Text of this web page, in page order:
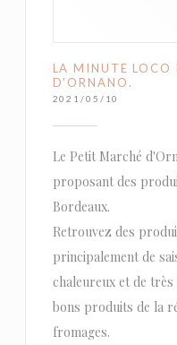
LA MINUTE LOCO
D'ORNANO.
2021/05/10
Le Petit Marché
proposant des
Bordeaux.
Retrouvez des
principalement de
chaleureux et de
bons produits de la
fromages.